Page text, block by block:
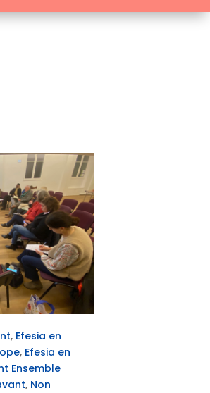
, Efesia en
, Efesia en
Ensemble
, Non